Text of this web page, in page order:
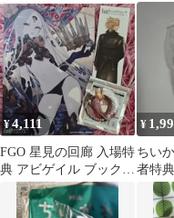
特典セット
かわ
弾セッ
¥4,111
FGO 星見の回廊 入場特
典 アビゲイル ブックマ
ーカー デイビット 太公
¥
ちい
者特